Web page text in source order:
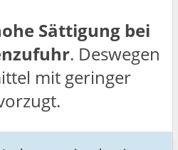
Sättigung bei
. Deswegen
mit geringer